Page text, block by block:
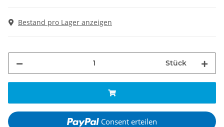
Bestand pro Lager anzeigen
Stück
Consent erteilen